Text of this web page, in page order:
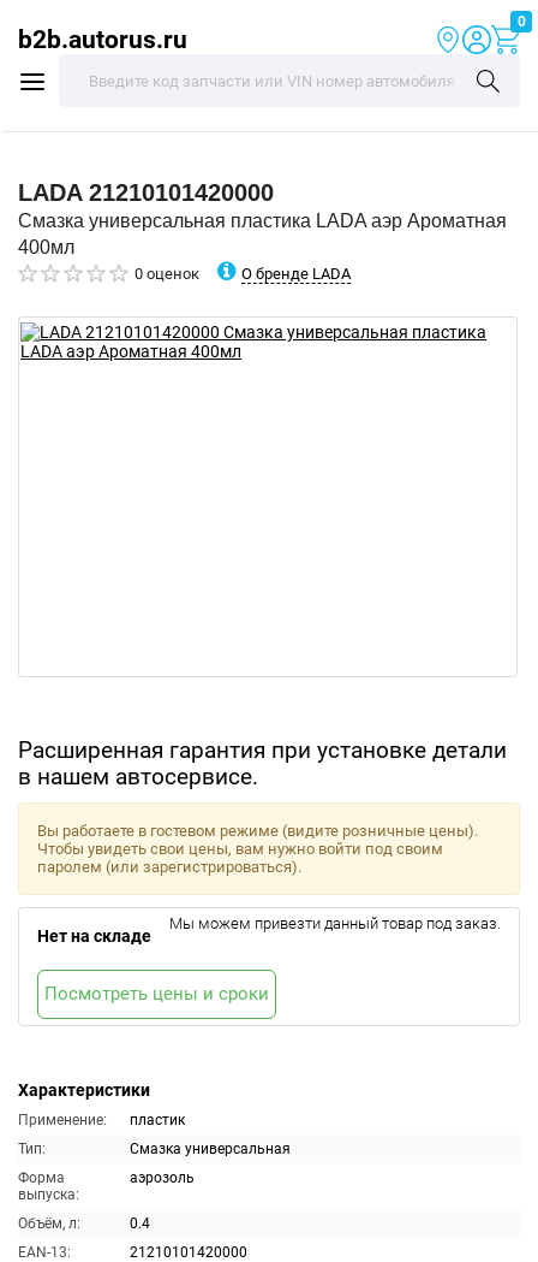
b2b.autorus.ru
0
LADA 21210101420000
Смазка универсальная пластика LADA аэр Ароматная
400мл
0 оценок О бренде LADA
Расширенная гарантия при установке детали
в нашем автосервисе.
Характеристики
Применение:
пластик
Тип:
Смазка универсальная
Форма
выпуска:
аэрозоль
Объём, л:
0.4
EAN-13:
21210101420000
Вы работаете в гостевом режиме (видите розничные цены).
Чтобы увидеть свои цены, вам нужно войти под своим
паролем (или зарегистрироваться).
Нет на складе
Мы можем привезти данный товар под заказ.
Посмотреть цены и сроки